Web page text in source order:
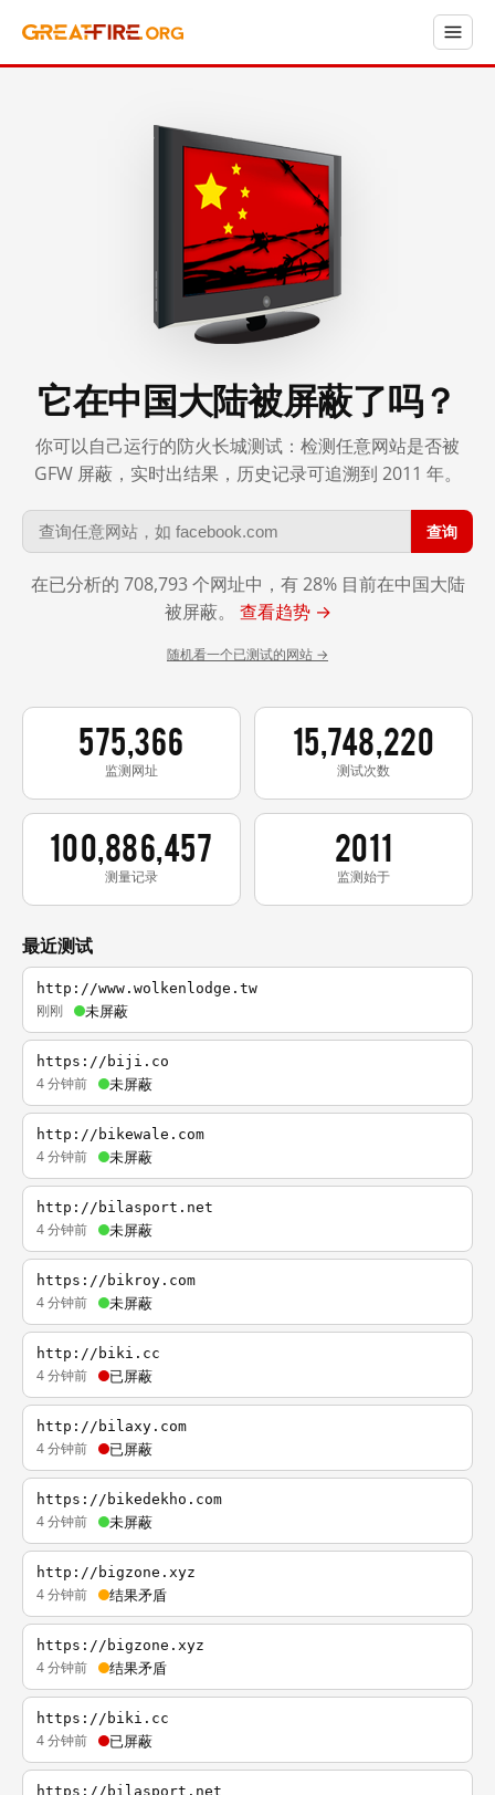
它在中国大陆被屏蔽了吗？
你可以自己运行的防火长城测试：检测任意网站是否被
GFW 屏蔽，实时出结果，历史记录可追溯到 2011 年。
查询
在已分析的 708,793 个网址中，有 28% 目前在中国大陆
被屏蔽。 查看趋势 →
随机看一个已测试的网站 →
575,366
监测网址
15,748,220
测试次数
100,886,457
测量记录
2011
监测始于
最近测试
http://www.wolkenlodge.tw
刚刚 未屏蔽
https://biji.co
4 分钟前 未屏蔽
http://bikewale.com
4 分钟前 未屏蔽
http://bilasport.net
4 分钟前 未屏蔽
https://bikroy.com
4 分钟前 未屏蔽
http://biki.cc
4 分钟前 已屏蔽
http://bilaxy.com
4 分钟前 已屏蔽
https://bikedekho.com
4 分钟前 未屏蔽
http://bigzone.xyz
4 分钟前 结果矛盾
https://bigzone.xyz
4 分钟前 结果矛盾
https://biki.cc
4 分钟前 已屏蔽
https://bilasport.net